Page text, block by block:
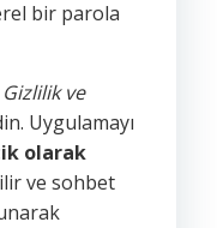
bir parola
ve
Uygulamayı
olarak
ve sohbet